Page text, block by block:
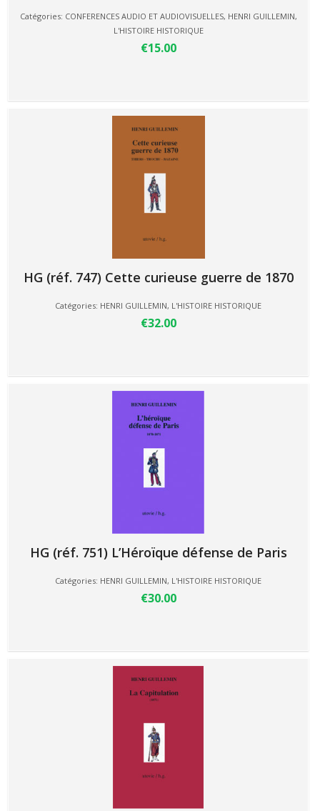
Catégories: CONFERENCES AUDIO ET AUDIOVISUELLES, HENRI GUILLEMIN,
L'HISTOIRE HISTORIQUE
€15.00
HG (réf. 747) Cette curieuse guerre de 1870
Catégories: HENRI GUILLEMIN, L'HISTOIRE HISTORIQUE
€32.00
HG (réf. 751) L’Héroïque défense de Paris
Catégories: HENRI GUILLEMIN, L'HISTOIRE HISTORIQUE
€30.00